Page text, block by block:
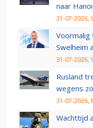
naar Hanoi
31-07-2026,
Voormalig
Swelheim
31-07-2026,
Rusland
wegens
31-07-2026,
Wachttijd